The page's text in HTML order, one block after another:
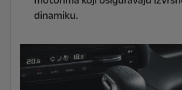
dinamiku.